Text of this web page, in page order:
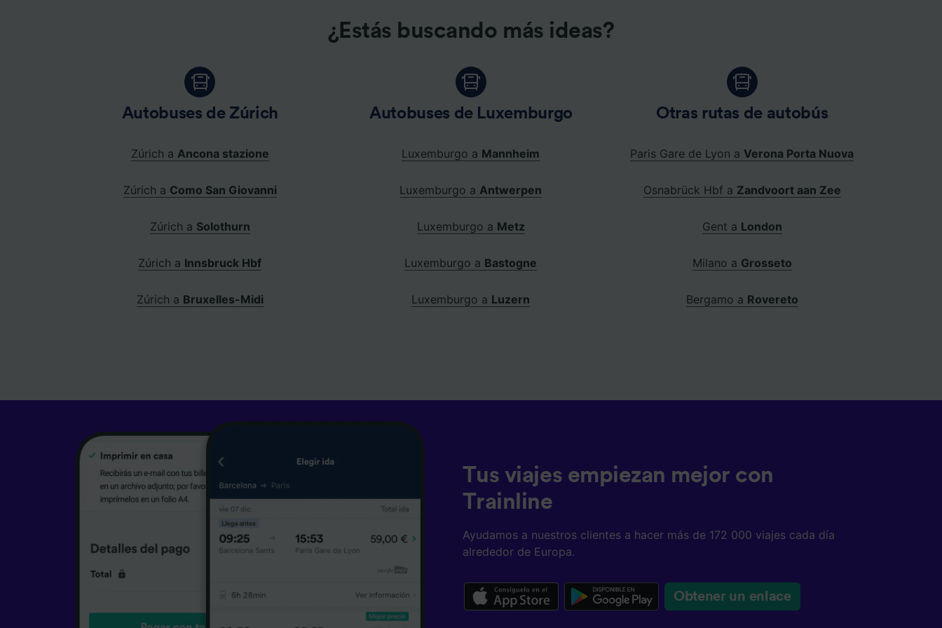
¿Estás buscando más ideas?
Autobuses de Zúrich
Zúrich a Ancona stazione
Zúrich a Como San Giovanni
Zúrich a Solothurn
Zúrich a Innsbruck Hbf
Zúrich a Bruxelles-Midi
Autobuses de Luxemburgo
Luxemburgo a Mannheim
Luxemburgo aAntwerpen
Luxemburgo a Metz
Luxemburgo a Bastogne
Luxemburgo a Luzern
Otras rutas de autobús
Paris Gare de Lyon a Verona Porta Nuova
Osnabrück Hbf a Zandvoort aan Zee
Gent a London
Milano a Grosseto
Bergamo a Rovereto
Tus viajes empiezan mejor con
Trainline
Ayudamos a nuestros clientes a hacer más de 172 000 viajes cada día
alrededor de Europa.
Obtener un enlace